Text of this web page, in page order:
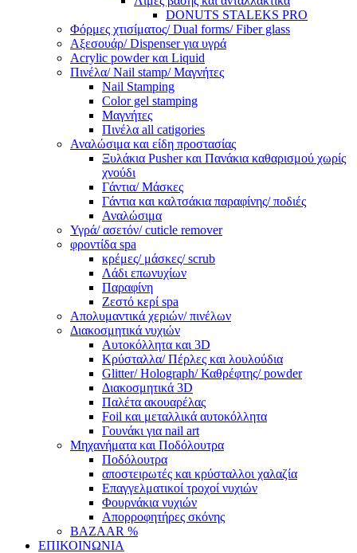
DONUTS STALEKS PRO
Φόρμες χτισίματος/ Dual forms/ Fiber glass
Αξεσουάρ/ Dispenser για υγρά
Acrylic powder και Liquid
Πινέλα/ Nail stamp/ Μαγνήτες
Nail Stamping
Color gel stamping
Μαγνήτες
Πινέλα all catigories
Αναλώσιμα και είδη προστασίας
Ξυλάκια Pusher και Πανάκια καθαρισμού χωρίς
χνούδι
Γάντια/ Μάσκες
Γάντια και καλτσάκια παραφίνης/ ποδιές
Αναλώσιμα
Υγρά/ ασετόν/ cuticle remover
φροντίδα spa
κρέμες/ μάσκες/ scrub
Λάδι επωνυχίων
Παραφίνη
Ζεστό κερί spa
Απολυμαντικά χεριών/ πινέλων
Διακοσμητικά νυχιών
Αυτοκόλλητα και 3D
Κρύσταλλα/ Πέρλες και λουλούδια
Glitter/ Holograph/ Καθρέφτης/ powder
Διακοσμητικά 3D
Παλέτα ακουαρέλας
Foil και μεταλλικά αυτοκόλλητα
Γουνάκι για nail art
Μηχανήματα και Ποδόλουτρα
Ποδόλουτρα
αποστειρωτές και κρύσταλλοι χαλαζία
Επαγγελματικοί τροχοί νυχιών
Φουρνάκια νυχιών
Απορροφητήρες σκόνης
BAZAAR %
ΕΠΙΚΟΙΝΩΝΙΑ